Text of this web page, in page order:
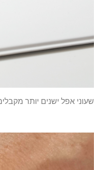
שעוני אפל ישנים יותר